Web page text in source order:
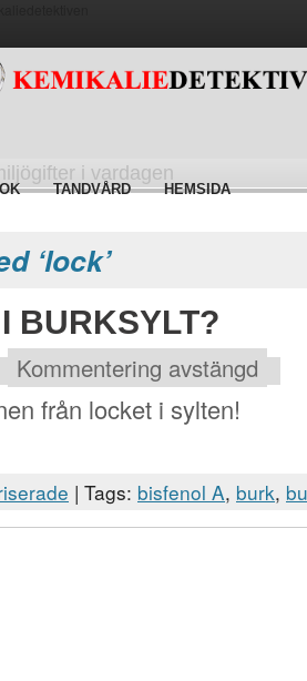
i vardagen
TANDVÅRD HEMSIDA
‘lock’
BURKSYLT?
Kommentering avstängd
från locket i sylten!
| Tags: bisfenol A, burk,